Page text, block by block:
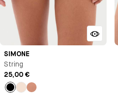
SIMONE
String
25,00 €